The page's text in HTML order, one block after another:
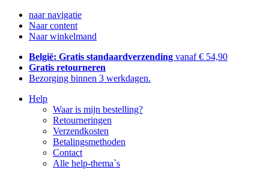
naar navigatie
Naar content
Naar winkelmand
België: Gratis standaardverzending vanaf € 54,90
Gratis retourneren
Bezorging binnen 3 werkdagen.
Help
Waar is mijn bestelling?
Retourneringen
Verzendkosten
Betalingsmethoden
Contact
Alle help-thema`s